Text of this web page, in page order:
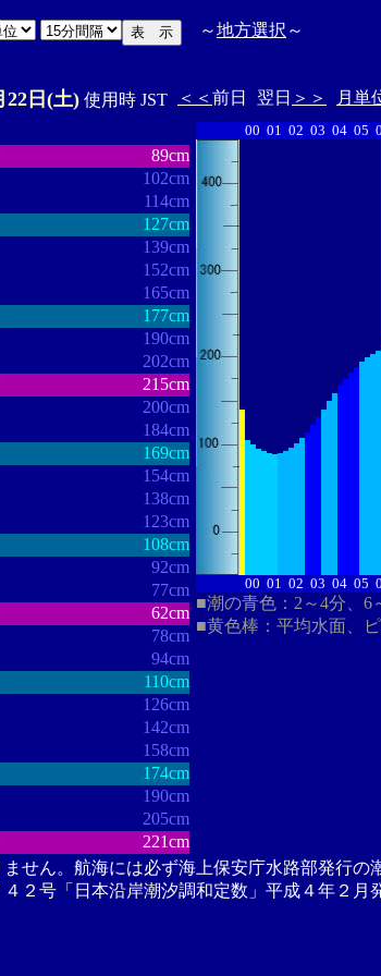
～地方選択 ～
22日(土) 使用時 JST ＜＜ 前日 翌日 ＞＞ 月単
89cm
102cm
114cm
127cm
139cm
152cm
165cm
177cm
190cm
202cm
215cm
200cm
184cm
169cm
154cm
138cm
123cm
108cm
92cm
77cm
62cm
78cm
94cm
110cm
126cm
142cm
158cm
174cm
190cm
205cm
221cm
00 01 02 03 04 05
00 01 02 03 04 05
■潮の青色：2～4分、6
■黄色棒：平均水面、
せん。航海には必ず海上保安庁水路部発行の
２号「日本沿岸潮汐調和定数」平成４年２月